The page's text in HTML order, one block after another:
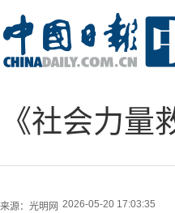
《社会力
来源： 光明网 2026-05-20 17:03:35